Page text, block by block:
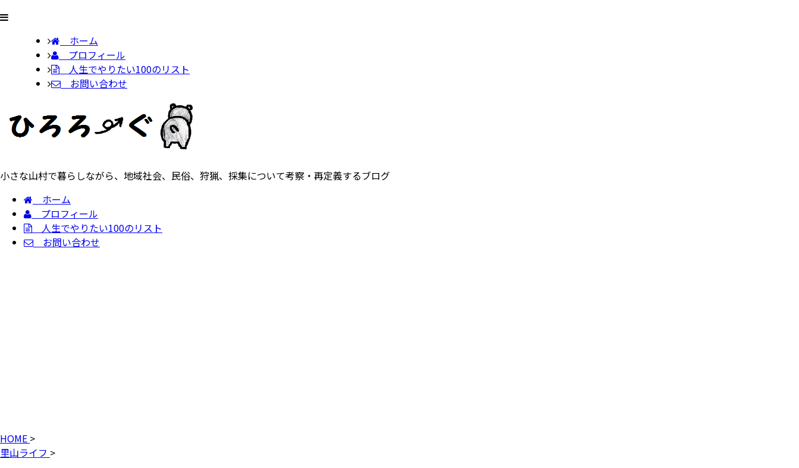
ホーム
プロフィール
人生でやりたい100のリスト
お問い合わせ
小さな山村で暮らしながら、地域社会、民俗、狩猟、採集について考察・再定義するブログ
ホーム
プロフィール
人生でやりたい100のリスト
お問い合わせ
HOME >
里山ライフ >